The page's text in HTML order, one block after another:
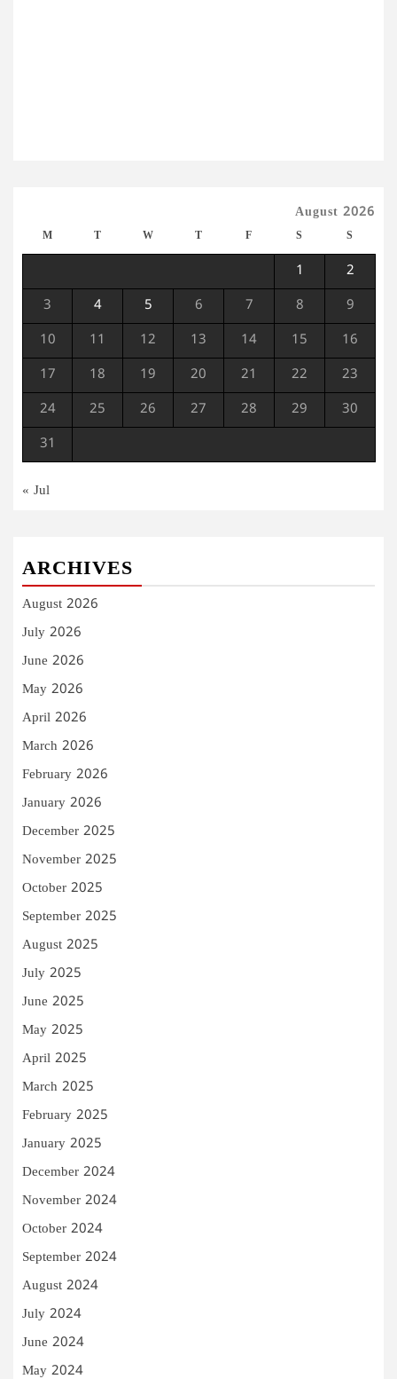
August 2026
M T W T F S S
1 2
3 4 5 6 7 8 9
10 11 12 13 14 15 16
17 18 19 20 21 22 23
24 25 26 27 28 29 30
31
« Jul
ARCHIVES
August 2026
July 2026
June 2026
May 2026
April 2026
March 2026
February 2026
January 2026
December 2025
November 2025
October 2025
September 2025
August 2025
July 2025
June 2025
May 2025
April 2025
March 2025
February 2025
January 2025
December 2024
November 2024
October 2024
September 2024
August 2024
July 2024
June 2024
May 2024